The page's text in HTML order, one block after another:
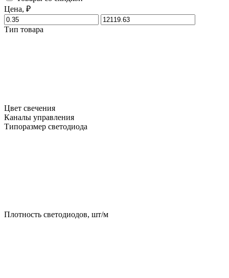
Цена, ₽
Тип товара
Цвет свечения
Каналы управления
Типоразмер светодиода
Плотность светодиодов, шт/м